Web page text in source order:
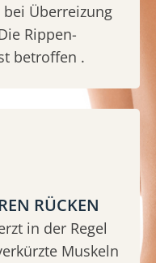
Überreizung
Rippen-
betroffen .
RÜCKEN
in der Regel
Muskeln